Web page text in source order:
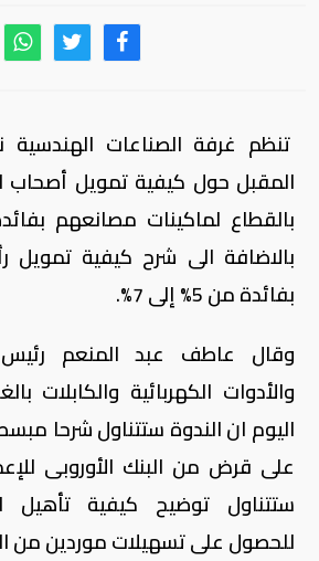
تنظم غرفة الصناعات الهندسية
المقبل حول كيفية تمويل أصحاب
بالاضافة الى شرح كيفية تمويل
بفائدة من 5% إلى 7%.
وقال عاطف عبد المنعم
والأدوات الكهربائية والكابلات
اليوم ان الندوة ستتناول شرحا
على قرض من البنك الأوروبى
ستتناول توضيح كيفية تأهيل
للحصول على تسهيلات موردين من